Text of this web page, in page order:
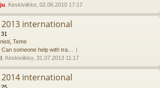
, Keskiviikko, 02.06.2010 17:17
international
31
Teme
Can someone help with tra…
, Keskiviikko, 31.07.2013 11:17
international